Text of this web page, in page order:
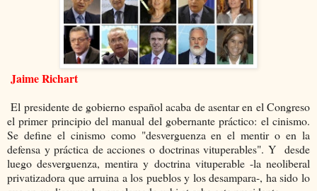
Jaime Richart
El presidente de gobierno español acaba de asentar en el Congreso
el primer principio del manual del gobernante práctico: el cinismo.
Se define el cinismo como "desverguenza en el mentir o en la
defensa y práctica de acciones o doctrinas vituperables". Y desde
luego desverguenza, mentira y doctrina vituperable -la neoliberal
privatizadora que arruina a los pueblos y los desampara-, ha sido lo